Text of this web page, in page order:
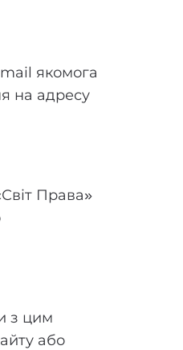
якомога
на адресу
Права»
з цим
або